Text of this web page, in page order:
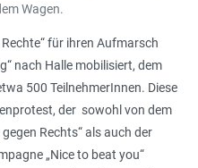
Wagen.
für ihren Aufmarsch
nach Halle mobilisiert, dem
500 TeilnehmerInnen. Diese
der sowohl von dem
Rechts“ als auch der
„Nice to beat you“